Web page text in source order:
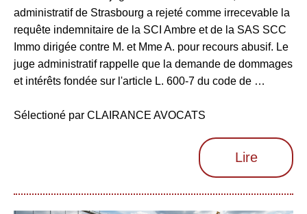
administratif de Strasbourg a rejeté comme irrecevable la
requête indemnitaire de la SCI Ambre et de la SAS SCC
Immo dirigée contre M. et Mme A. pour recours abusif. Le
juge administratif rappelle que la demande de dommages
et intérêts fondée sur l'article L. 600-7 du code de …
Sélectioné par CLAIRANCE AVOCATS
Lire